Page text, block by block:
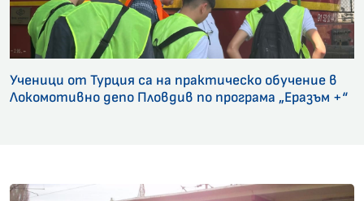
Ученици от Турция са на практическо обучение в
Локомотивно депо Пловдив по програма „Еразъм +“